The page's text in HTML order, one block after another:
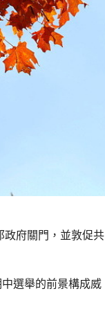
政府關門，並敦促共
選舉的前景構成威